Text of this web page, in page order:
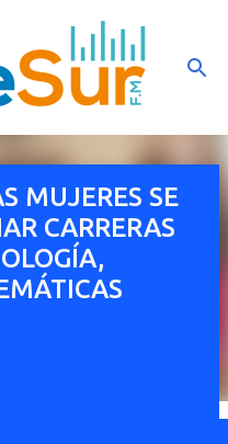
principal
MUJERES SE
CARRERAS